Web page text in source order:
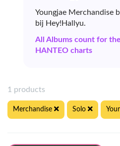
Youngjae Merchandise
bij Hey!Hallyu.
All Albums count for
HANTEO charts
1 products
Merchandise Solo